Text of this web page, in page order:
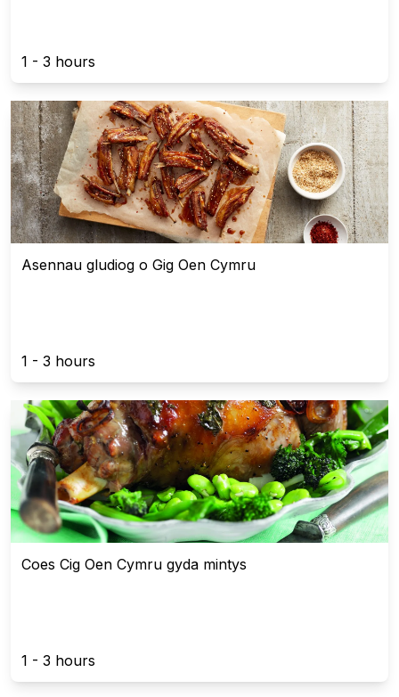
1 - 3 hours
Asennau gludiog o Gig Oen Cymru
1 - 3 hours
Coes Cig Oen Cymru gyda mintys
1 - 3 hours